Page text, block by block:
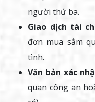
người thứ ba.
Giao dịch tài
đơn mua sắm
tình.
Văn bản xác
quan công an